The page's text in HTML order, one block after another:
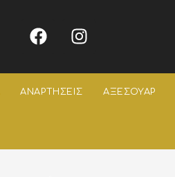
ΑΝΑΡΤΗΣΕΙΣ ΑΞΕΣΟΥΑΡ